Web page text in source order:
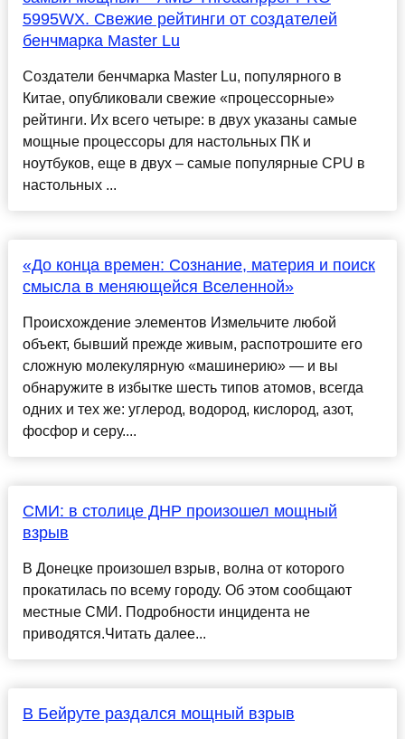
5995WX. Свежие рейтинги от создателей
бенчмарка Master Lu
Создатели бенчмарка Master Lu, популярного в
Китае, опубликовали свежие «процессорные»
рейтинги. Их всего четыре: в двух указаны самые
мощные процессоры для настольных ПК и
ноутбуков, еще в двух – самые популярные CPU в
настольных ...
«До конца времен: Сознание, материя и поиск
смысла в меняющейся Вселенной»
Происхождение элементов Измельчите любой
объект, бывший прежде живым, распотрошите его
сложную молекулярную «машинерию» — и вы
обнаружите в избытке шесть типов атомов, всегда
одних и тех же: углерод, водород, кислород, азот,
фосфор и серу....
СМИ: в столице ДНР произошел мощный
взрыв
В Донецке произошел взрыв, волна от которого
прокатилась по всему городу. Об этом сообщают
местные СМИ. Подробности инцидента не
приводятся.Читать далее...
В Бейруте раздался мощный взрыв